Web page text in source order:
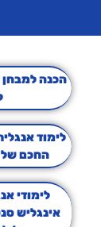
הכנה
לימוד
החכם של
לימודי
אינגליש